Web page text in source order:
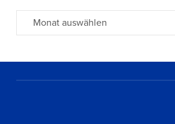
Archiv